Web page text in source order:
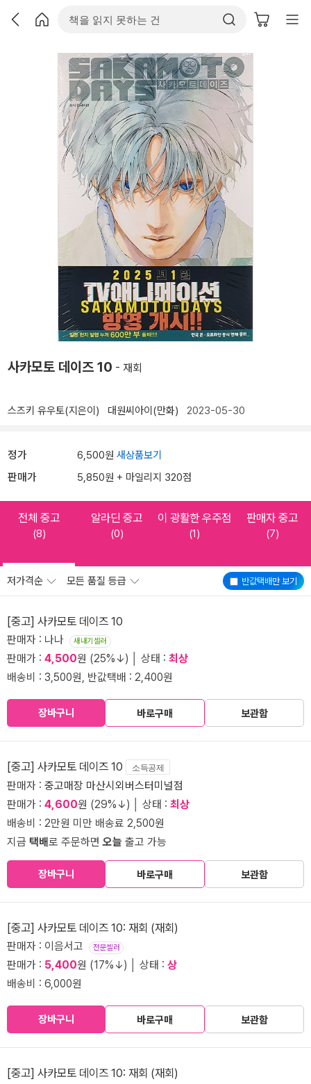
사카모토 데이즈 10 - 재회
스즈키 유우토(지은이) 대원씨아이(만화) 2023-05-30
정가 6,500원 새상품보기
판매가 5,850원 + 마일리지 320점
전체 중고
(8)
알라딘 중고
(0)
이 광활한 우주점
(1)
판매자 중고
(7)
반값택배만 보기
저가격순 모든 품질 등급
[중고] 사카모토 데이즈 10
판매자 : 나나 새내기셀러
판매가 : 4,500원 (25%↓) │ 상태 : 최상
배송비 : 3,500원, 반값택배 : 2,400원
장바구니 바로구매 보관함
[중고] 사카모토 데이즈 10 소득공제
판매자 : 중고매장 마산시외버스터미널점
판매가 : 4,600원 (29%↓) │ 상태 : 최상
배송비 : 2만원 미만 배송료 2,500원
지금 택배로 주문하면오늘 출고 가능
장바구니 바로구매 보관함
[중고] 사카모토 데이즈 10: 재회 (재회)
판매자 : 이음서고 전문셀러
판매가 : 5,400원 (17%↓) │ 상태 : 상
배송비 : 6,000원
장바구니 바로구매 보관함
[중고] 사카모토 데이즈 10: 재회 (재회)